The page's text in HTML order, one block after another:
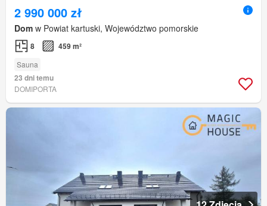
2 990 000 zł
Dom w Powiat kartuski, Województwo pomorskie
8 459 m²
Sauna
23 dni temu
DOMIPORTA